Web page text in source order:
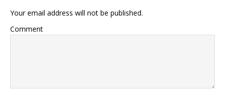
Your email address will not be published.
Comment